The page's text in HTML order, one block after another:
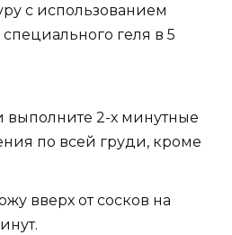
с использованием
геля в 5
выполните 2-х минутные
по всей груди, кроме
вверх от сосков на